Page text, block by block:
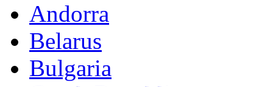
Andorra
Belarus
Bulgaria